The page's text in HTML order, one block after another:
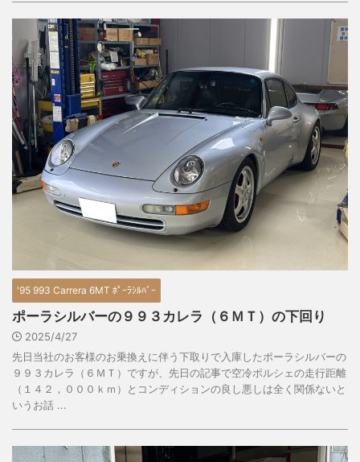
'95 993 Carrera 6MT ﾎﾟｰﾗｼﾙﾊﾞｰ
ポーラシルバーの９９３カレラ（６ＭＴ）の下回り
2025/4/27
先日当社のお客様のお乗換えに伴う下取りで入庫したポーラシルバーの
９９３カレラ（６ＭＴ）ですが、先日の記事で空冷ポルシェの走行距離
（１４２，０００ｋｍ）とコンディションの良し悪しは全く関係ないと
いうお話 ...